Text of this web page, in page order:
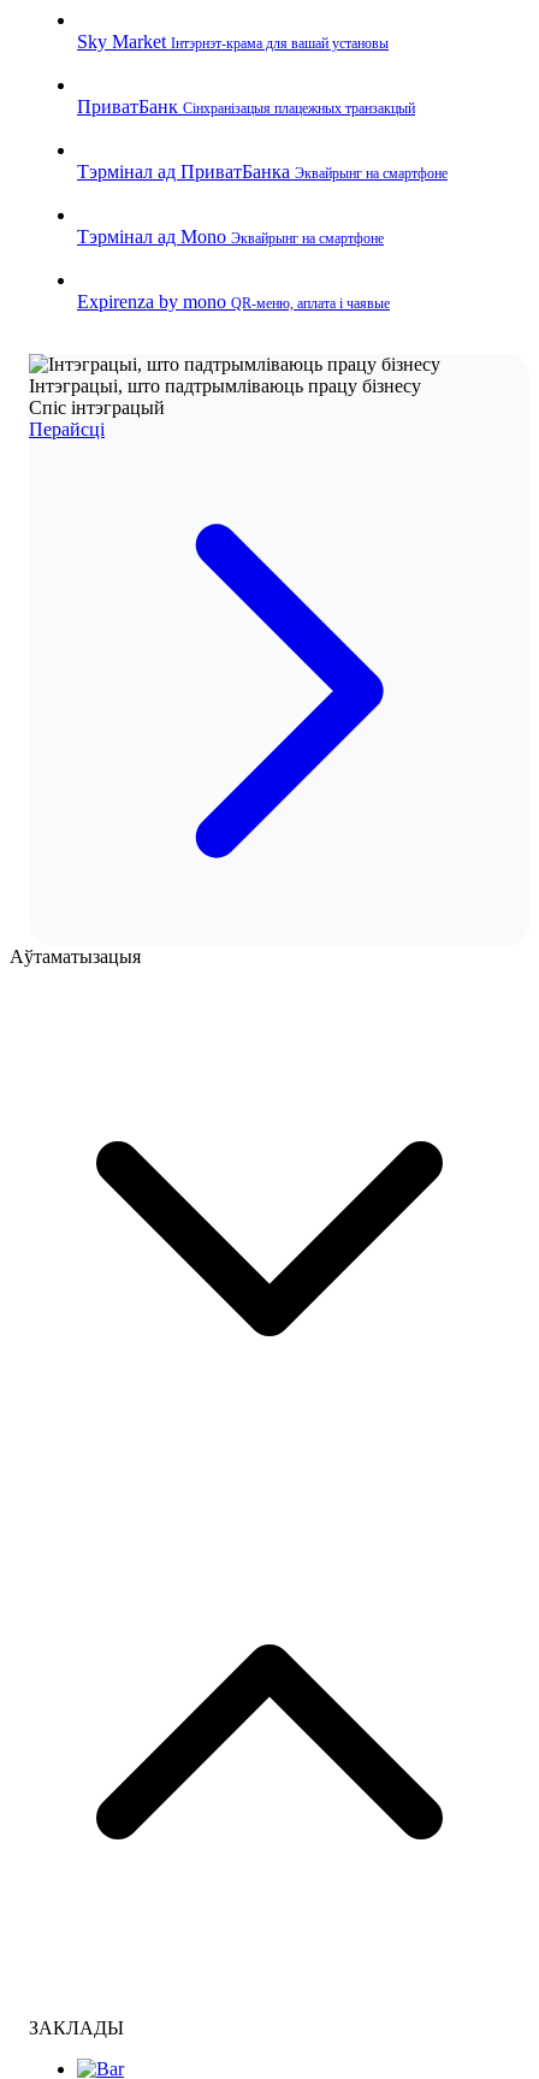
Sky Market Інтэрнэт‑крама для вашай установы
ПриватБанк Сінхранізацыя плацежных транзакцый
Тэрмінал ад ПриватБанка Эквайрынг на смартфоне
Тэрмінал ад Mono Эквайрынг на смартфоне
Expirenza by mono QR‑меню, аплата і чаявые
Інтэграцыі, што падтрымліваюць працу бізнесу
Спіс інтэграцый
Перайсці
Аўтаматызацыя
ЗАКЛАДЫ